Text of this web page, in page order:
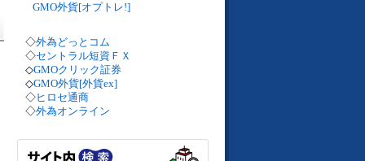
GMO外貨[オプトレ!]
◇外為どっとコム
◇セントラル短資ＦＸ
◇GMOクリック証券
◇GMO外貨[外貨ex]
◇ヒロセ通商
◇外為オンライン